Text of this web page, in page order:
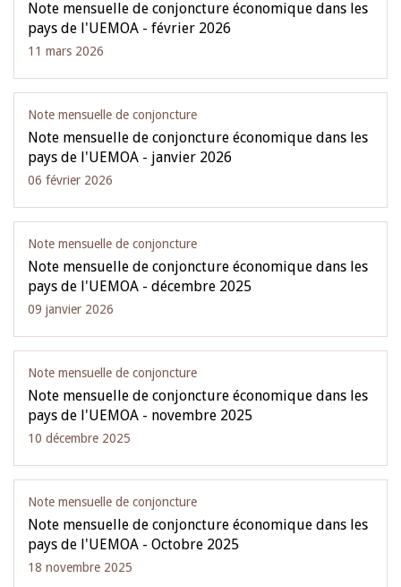
Note mensuelle de conjoncture économique dans les
pays de l'UEMOA - février 2026
11 mars 2026
Note mensuelle de conjoncture
Note mensuelle de conjoncture économique dans les
pays de l'UEMOA - janvier 2026
06 février 2026
Note mensuelle de conjoncture
Note mensuelle de conjoncture économique dans les
pays de l'UEMOA - décembre 2025
09 janvier 2026
Note mensuelle de conjoncture
Note mensuelle de conjoncture économique dans les
pays de l'UEMOA - novembre 2025
10 décembre 2025
Note mensuelle de conjoncture
Note mensuelle de conjoncture économique dans les
pays de l'UEMOA - Octobre 2025
18 novembre 2025